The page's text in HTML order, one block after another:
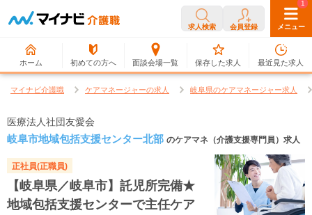
求人検索 会員登録 メニュー
ホーム 初めての方へ 面談会場一覧
0
保存した求人
1
最近見た求人
マイナビ介護職 ケアマネージャーの求人 岐阜県のケアマネージャー求人
医療法人社団友愛会
岐阜市地域包括支援センター北部 のケアマネ（介護支援専門員）求人
正社員(正職員)
【岐阜県／岐阜市】託児所完備★
地域包括支援センターで主任ケア